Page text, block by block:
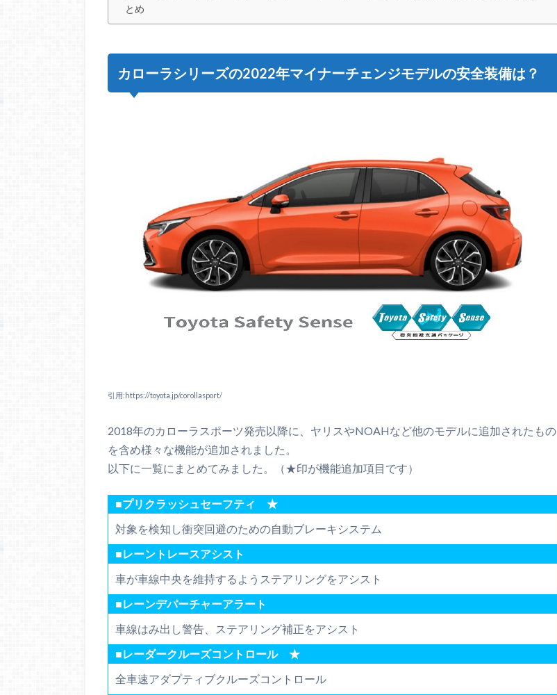
とめ
カローラシリーズの2022年マイナーチェンジモデルの安全装備は？
引用:https://toyota.jp/corollasport/
2018年のカローラスポーツ発売以降に、ヤリスやNOAHなど他のモデルに追加されたもの
を含め様々な機能が追加されました。
以下に一覧にまとめてみました。（★印が機能追加項目です）
■プリクラッシュセーフティ ★
対象を検知し衝突回避のための自動ブレーキシステム
■レーントレースアシスト
車が車線中央を維持するようステアリングをアシスト
■レーンデパーチャーアラート
車線はみ出し警告、ステアリング補正をアシスト
■レーダークルーズコントロール ★
全車速アダプティブクルーズコントロール